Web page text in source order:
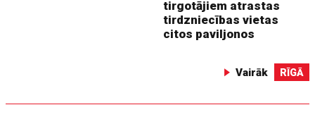
tirgotājiem atrastas
tirdzniecības vietas
citos paviljonos
Vairāk RĪGĀ